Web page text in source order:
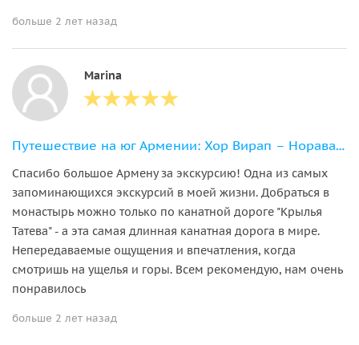
больше 2 лет назад
Marina
Путешествие на юг Армении: Хор Вирап – Нораванк – Татев
Спасибо большое Армену за экскурсию! Одна из самых
запоминающихся экскурсий в моей жизни. Добраться в
монастырь можно только по канатной дороге "Крылья
Татева" - а эта самая длинная канатная дорога в мире.
Непередаваемые ощущения и впечатления, когда
смотришь на ущелья и горы. Всем рекомендую, нам очень
понравилось
больше 2 лет назад